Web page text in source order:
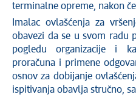
terminalne opreme, nakon
Imalac ovlašćenja za
obavezi da se u svom radu
pogledu organizacije i
proračuna i primene
osnov za dobijanje
ispitivanja obavlja stručno,